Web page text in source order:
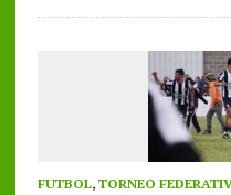
FUTBOL, TORNEO